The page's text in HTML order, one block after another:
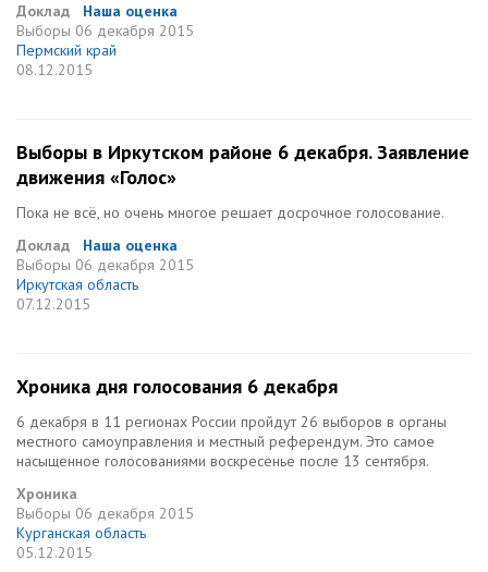
Доклад
Наша оценка
Выборы 06 декабря 2015
Пермский край
08.12.2015
Выборы в Иркутском районе 6 декабря. Заявление
движения «Голос»
Пока не всё, но очень многое решает досрочное голосование.
Доклад
Наша оценка
Выборы 06 декабря 2015
Иркутская область
07.12.2015
Хроника дня голосования 6 декабря
6 декабря в 11 регионах России пройдут 26 выборов в органы
местного самоуправления и местный референдум. Это самое
насыщенное голосованиями воскресенье после 13 сентября.
Хроника
Выборы 06 декабря 2015
Курганская область
05.12.2015